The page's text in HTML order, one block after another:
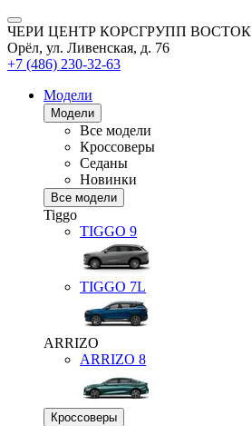
ЧЕРИ ЦЕНТР КОРСГРУПП ВОСТОК
Орёл, ул. Ливенская, д. 76
+7 (486) 230-32-63
Модели
Модели
Все модели
Кроссоверы
Седаны
Новинки
Все модели
Tiggo
TIGGO 9
TIGGO 7L
ARRIZO
ARRIZO 8
Кроссоверы